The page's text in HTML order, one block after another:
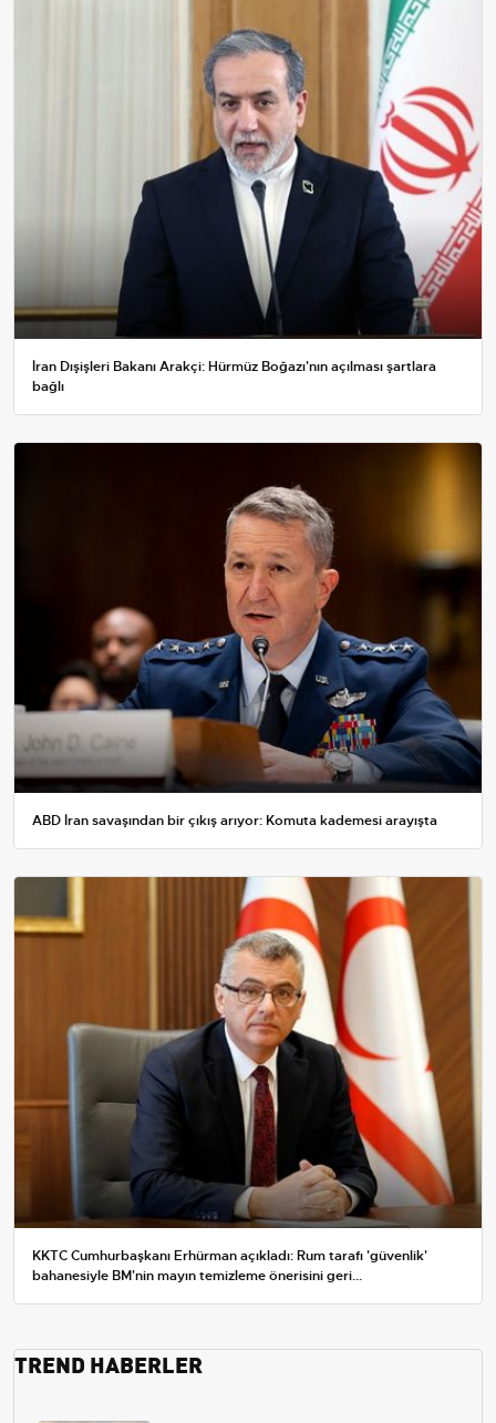
İran Dışişleri Bakanı Arakçi: Hürmüz Boğazı'nın açılması şartlara
bağlı
ABD İran savaşından bir çıkış arıyor: Komuta kademesi arayışta
KKTC Cumhurbaşkanı Erhürman açıkladı: Rum tarafı 'güvenlik'
bahanesiyle BM'nin mayın temizleme önerisini geri...
TREND HABERLER